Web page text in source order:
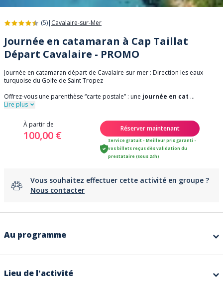
(5)| Cavalaire-sur-Mer
Journée en catamaran à Cap Taillat
Départ Cavalaire - PROMO
Journée en catamaran départ de Cavalaire-sur-mer : Direction les eaux
turquoise du Golfe de Saint Tropez
Offrez-vous une parenthèse “carte postale” : une journée en cat ...
Lire plus
À partir de
100,00 €
Réserver maintenant
Service gratuit - Meilleur prix garanti -
vos billets reçus dès validation du
prestataire (sous 24h)
Vous souhaitez effectuer cette activité en groupe ?
Nous contacter
Au programme
Il fait parti des 3 Caps du Golfe, c'est un site naturel remarquable, entre
Méditerranée. Une destination idéale à admirer depuis la mer… et à
Lieu de l'activité